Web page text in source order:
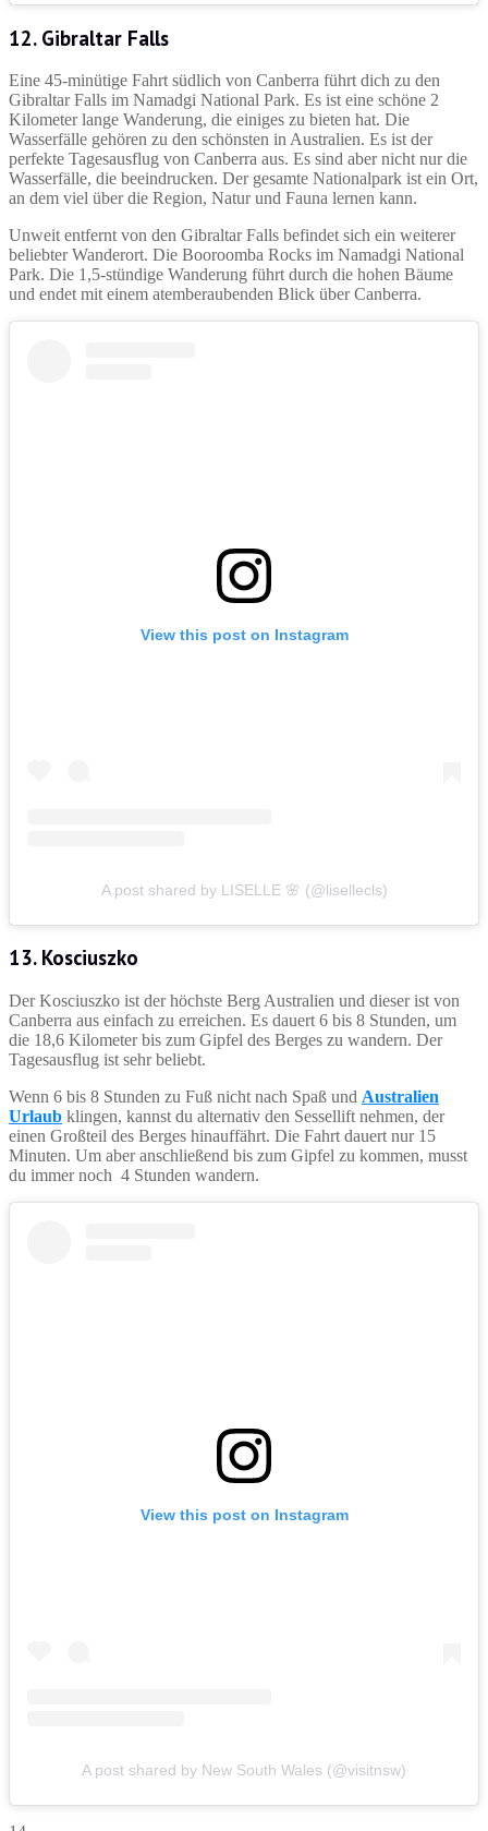
12. Gibraltar Falls
Eine 45-minütige Fahrt südlich von Canberra führt dich zu den
Gibraltar Falls im Namadgi National Park. Es ist eine schöne 2
Kilometer lange Wanderung, die einiges zu bieten hat. Die
Wasserfälle gehören zu den schönsten in Australien. Es ist der
perfekte Tagesausflug von Canberra aus. Es sind aber nicht nur die
Wasserfälle, die beeindrucken. Der gesamte Nationalpark ist ein Ort,
an dem viel über die Region, Natur und Fauna lernen kann.
Unweit entfernt von den Gibraltar Falls befindet sich ein weiterer
beliebter Wanderort. Die Booroomba Rocks im Namadgi National
Park. Die 1,5-stündige Wanderung führt durch die hohen Bäume
und endet mit einem atemberaubenden Blick über Canberra.
View this post on Instagram
A post shared by LISELLE 🌸 (@lisellecls)
13. Kosciuszko
Der Kosciuszko ist der höchste Berg Australien und dieser ist von
Canberra aus einfach zu erreichen. Es dauert 6 bis 8 Stunden, um
die 18,6 Kilometer bis zum Gipfel des Berges zu wandern. Der
Tagesausflug ist sehr beliebt.
Wenn 6 bis 8 Stunden zu Fuß nicht nach Spaß und Australien
Urlaub klingen, kannst du alternativ den Sessellift nehmen, der
einen Großteil des Berges hinauffährt. Die Fahrt dauert nur 15
Minuten. Um aber anschließend bis zum Gipfel zu kommen, musst
du immer noch 4 Stunden wandern.
View this post on Instagram
A post shared by New South Wales (@visitnsw)